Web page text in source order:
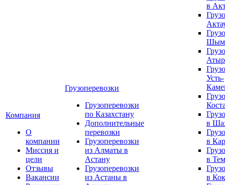
Компания
О
компании
Миссия и
цели
Отзывы
Вакансии
Грузоперевозки
Грузоперевозки
по Казахстану
Дополнительные
перевозки
Грузоперевозки
из Алматы в
Астану
Грузоперевозки
из Астаны в
в
Усть-
в
в
в
в